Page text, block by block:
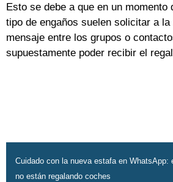
Esto se debe a que en un momento
tipo de engaños suelen solicitar a
mensaje entre los grupos o
supuestamente poder recibir el
Cuidado con la nueva estafa en WhatsApp:
no están regalando coches